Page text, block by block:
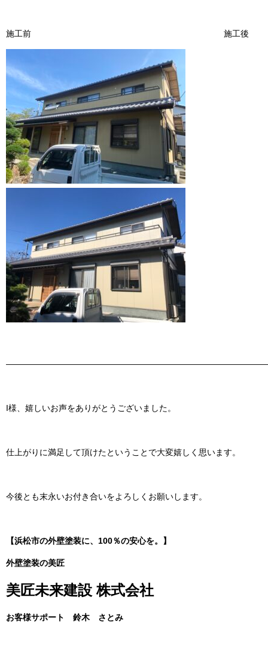
施工前 施工後
I様、嬉しいお声をありがとうございました。
仕上がりに満足して頂けたということで大変嬉しく思います。
今後とも末永いお付き合いをよろしくお願いします。
【浜松市の外壁塗装に、100％の安心を。】
外壁塗装の美匠
美匠未来建設 株式会社
お客様サポート 鈴木 さとみ